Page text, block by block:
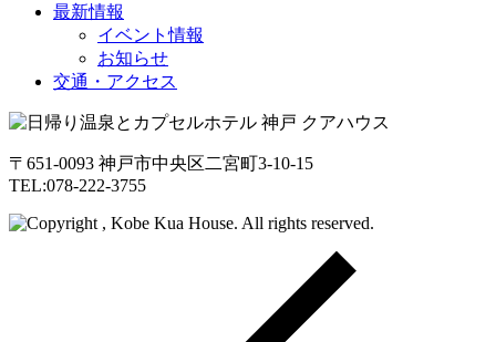
最新情報
イベント情報
お知らせ
交通・アクセス
〒651-0093 神戸市中央区二宮町3-10-15
TEL:078-222-3755